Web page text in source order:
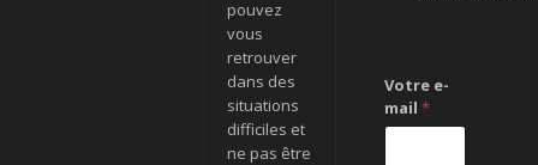
pouvez
vous
retrouver
dans des
situations
difficiles et
ne pas être
Votre e-
mail *